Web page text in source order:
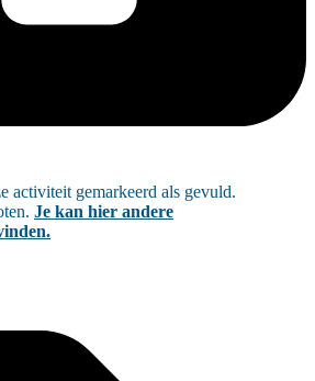
activiteit gemarkeerd als gevuld.
Je kan hier andere